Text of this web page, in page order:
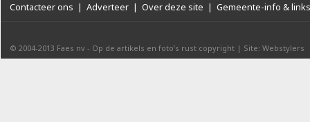
Contacteer ons | Adverteer | Over deze site | Gemeente-info & links
© 2004-2013 Faes nv - Op de artikels en foto’s rust copyright | Site: Webstylers